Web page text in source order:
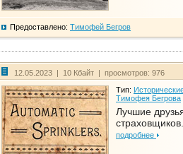
Предоставлено: Тимофей Бегров
12.05.2023 | 10 Кбайт | просмотров: 976
Тип:
Тимофея Бегрова
Лучшие
подробнее